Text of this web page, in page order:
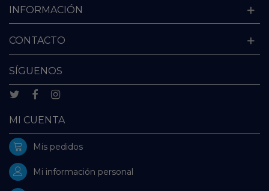
INFORMACIÓN
CONTACTO
SÍGUENOS
MI CUENTA
Mis pedidos
Mi información personal